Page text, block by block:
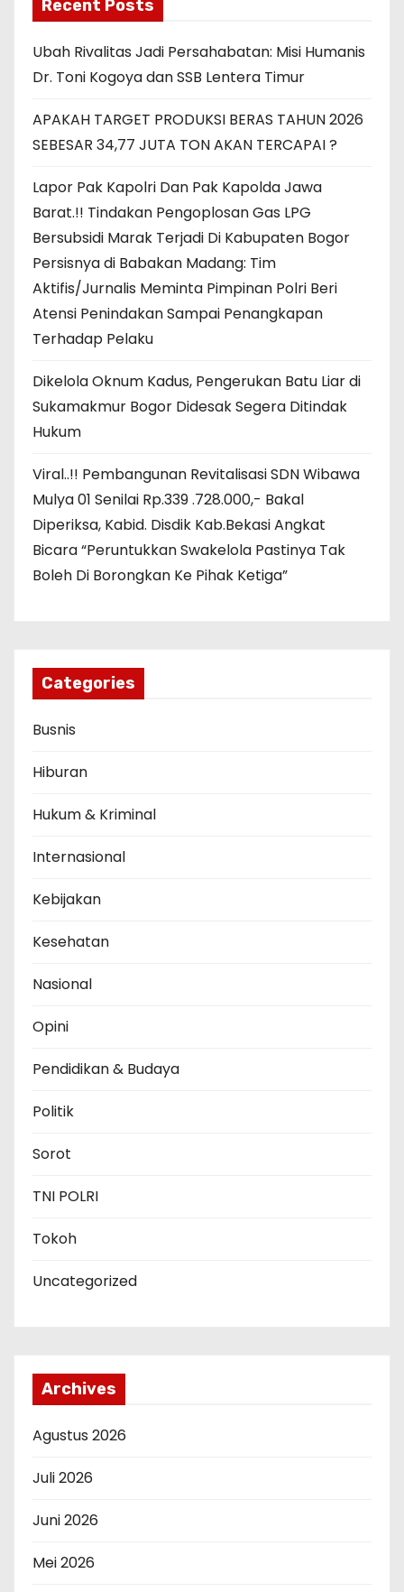
Recent Posts
Ubah Rivalitas Jadi Persahabatan: Misi Humanis
Dr. Toni Kogoya dan SSB Lentera Timur
APAKAH TARGET PRODUKSI BERAS TAHUN 2026
SEBESAR 34,77 JUTA TON AKAN TERCAPAI ?
Lapor Pak Kapolri Dan Pak Kapolda Jawa
Barat.!! Tindakan Pengoplosan Gas LPG
Bersubsidi Marak Terjadi Di Kabupaten Bogor
Persisnya di Babakan Madang: Tim
Aktifis/Jurnalis Meminta Pimpinan Polri Beri
Atensi Penindakan Sampai Penangkapan
Terhadap Pelaku
Dikelola Oknum Kadus, Pengerukan Batu Liar di
Sukamakmur Bogor Didesak Segera Ditindak
Hukum
Viral..!! Pembangunan Revitalisasi SDN Wibawa
Mulya 01 Senilai Rp.339 .728.000,- Bakal
Diperiksa, Kabid. Disdik Kab.Bekasi Angkat
Bicara “Peruntukkan Swakelola Pastinya Tak
Boleh Di Borongkan Ke Pihak Ketiga”
Categories
Busnis
Hiburan
Hukum & Kriminal
Internasional
Kebijakan
Kesehatan
Nasional
Opini
Pendidikan & Budaya
Politik
Sorot
TNI POLRI
Tokoh
Uncategorized
Archives
Agustus 2026
Juli 2026
Juni 2026
Mei 2026